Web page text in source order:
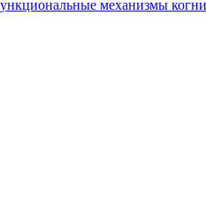
механизмы